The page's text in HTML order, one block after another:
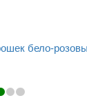
бело-